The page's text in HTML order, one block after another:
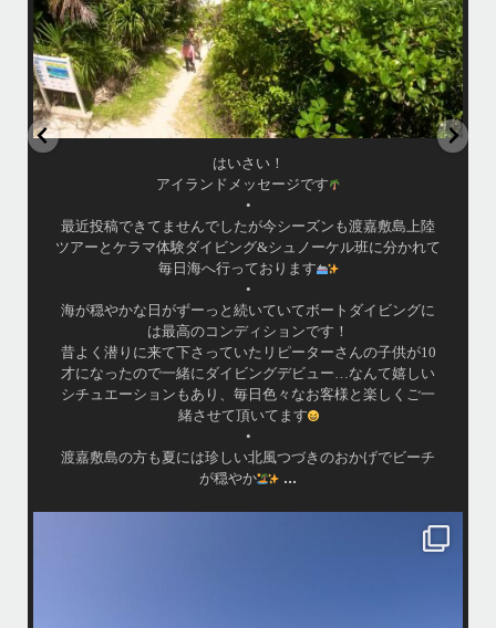
はいさい！
アイランドメッセージです
•
最近投稿できてませんでしたが今シーズンも渡嘉敷島上陸
ツアーとケラマ体験ダイビング&シュノーケル班に分かれて
毎日海へ行っております
•
海が穏やかな日がずーっと続いていてボートダイビングに
は最高のコンディションです！
昔よく潜りに来て下さっていたリピーターさんの子供が10
才になったので一緒にダイビングデビュー…なんて嬉しい
シチュエーションもあり、毎日色々なお客様と楽しくご一
緒させて頂いてます
•
渡嘉敷島の方も夏には珍しい北風つづきのおかげでビーチ
が穏やか
...